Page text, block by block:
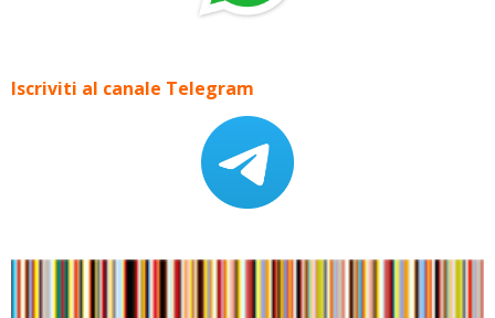
Iscriviti al canale Telegram